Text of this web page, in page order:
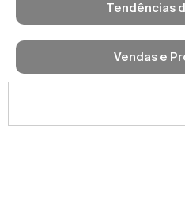
Tendências
Vendas e